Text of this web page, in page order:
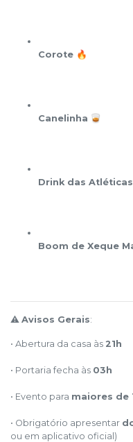
Corote 🔥
Canelinha 🥃
Drink das Atléticas
Boom de Xeque
⚠️ Avisos Gerais:
• Abertura da casa às 21h
• Portaria fecha às 03h
• Evento para maiores de
• Obrigatório apresentar
ou em aplicativo oficial)